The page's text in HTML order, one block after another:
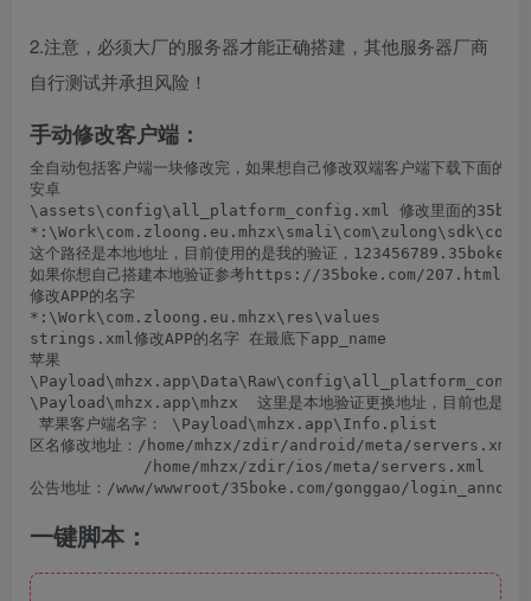
2.注意，必须大厂的服务器才能正确搭建，其他服务器厂商
自行测试并承担风险！
手动修改客户端：
全自动包括客户端一块修改完，如果想自己修改双端客户端下载下面的
安卓
\assets\config\all_platform_config.xml 修改里面的
这个路径是本地地址，目前使用的是我的验证，
如果你想自己搭建本地验证参考https://35boke.com/207.html
修改APP的名字
*:\Work\com.zloong.eu.mhzx\res\values
strings.xml修改APP的名字 在最底下app_name
苹果
\Payload\mhzx.app\mhzx  这里是本地验证更换地址，目前也是使用
苹果客户端名字： \Payload\mhzx.app\Info.plist
区名修改地址：/home/mhzx/zdir/android/meta/servers.xml
/home/mhzx/zdir/ios/meta/servers.xml
公告地址：/www/wwwroot/35boke.com/gonggao/
一键脚本：